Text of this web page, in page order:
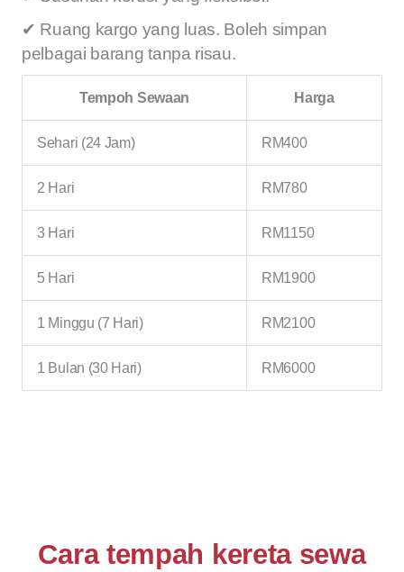
✔ Ruang kargo yang luas. Boleh simpan
pelbagai barang tanpa risau.
Tempoh Sewaan Harga
Sehari (24 Jam) RM400
2 Hari RM780
3 Hari RM1150
5 Hari RM1900
1 Minggu (7 Hari) RM2100
1 Bulan (30 Hari) RM6000
Cara tempah kereta sewa